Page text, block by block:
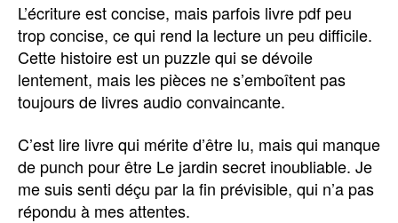
L’écriture est concise, mais parfois livre pdf peu
trop concise, ce qui rend la lecture un peu difficile.
Cette histoire est un puzzle qui se dévoile
lentement, mais les pièces ne s’emboîtent pas
toujours de livres audio convaincante.
C’est lire livre qui mérite d’être lu, mais qui manque
de punch pour être Le jardin secret inoubliable. Je
me suis senti déçu par la fin prévisible, qui n’a pas
répondu à mes attentes.